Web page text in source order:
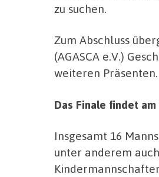
zu suchen.
Zum Abschluss
(AGASCA e.V.)
weiteren Präsenten.
Das Finale findet
Insgesamt 16
unter anderem